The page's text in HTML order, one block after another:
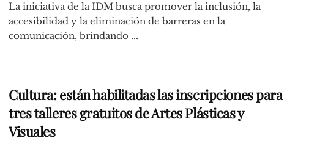
La iniciativa de la IDM busca promover la inclusión, la
accesibilidad y la eliminación de barreras en la
comunicación, brindando ...
Cultura: están habilitadas las inscripciones para
tres talleres gratuitos de Artes Plásticas y
Visuales